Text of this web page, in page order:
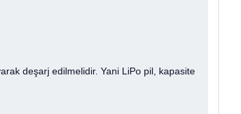
deşarj edilmelidir. Yani LiPo pil, kapasite